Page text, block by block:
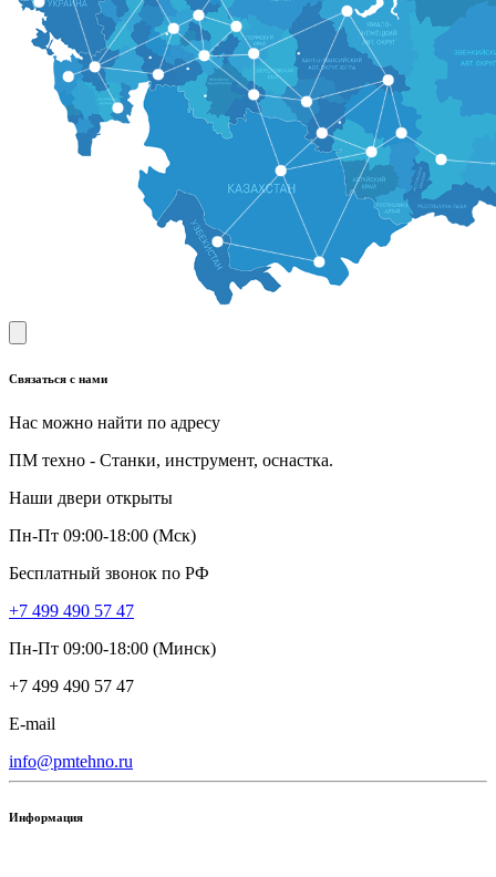
Связаться с нами
Нас можно найти по адресу
ПМ техно - Станки, инструмент, оснастка.
Наши двери открыты
Пн-Пт 09:00-18:00 (Мск)
Бесплатный звонок по РФ
+7 499 490 57 47
Пн-Пт 09:00-18:00 (Минск)
+7 499 490 57 47
E-mail
info@pmtehno.ru
Информация